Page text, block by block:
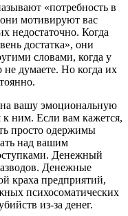
«потребность в
они мотивируют вас
недостаточно. Когда
достатка», они
словами, когда у
не думаете. Но когда их
на вашу эмоциональную
ним. Если вам кажется,
просто одержимы
над вашим
Денежный
Денежные
краха предприятий,
психосоматических
из-за денег.